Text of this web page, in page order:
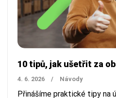
10 tipů, jak ušetřit za
4. 6. 2026 / Návody
Přinášíme praktické tipy na